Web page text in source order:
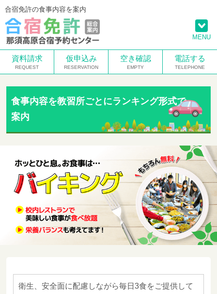
合宿免許の食事内容を案内
資料請求 仮申込み 空き確認 電話する
食事内容を教習所ごとにランキング形式で
案内
衛生、安全面に配慮しながら毎日3食をご提供して
MENU